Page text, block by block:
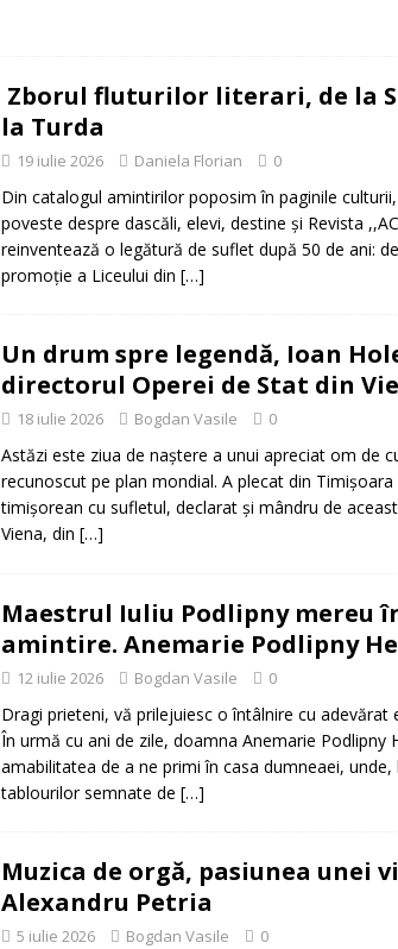
Zborul fluturilor literari, de la
la Turda
19 iulie 2026 Daniela Florian 0
Din catalogul amintirilor poposim în paginile
poveste despre dascăli, elevi, destine și Revista
reinventează o legătură de suflet după 50 de ani:
promoție a Liceului din […]
Un drum spre legendă, Ioan
directorul Operei de Stat din
18 iulie 2026 Bogdan Vasile 0
Astăzi este ziua de naștere a unui apreciat om de
recunoscut pe plan mondial. A plecat din Timișoara
timișorean cu sufletul, declarat și mândru de
Viena, din […]
Maestrul Iuliu Podlipny mereu
amintire. Anemarie Podlipny
12 iulie 2026 Bogdan Vasile 0
Dragi prieteni, vă prilejuiesc o întâlnire cu adevărat
În urmă cu ani de zile, doamna Anemarie Podlipny
amabilitatea de a ne primi în casa dumneaei, unde,
tablourilor semnate de […]
Muzica de orgă, pasiunea unei
Alexandru Petria
5 iulie 2026 Bogdan Vasile 0